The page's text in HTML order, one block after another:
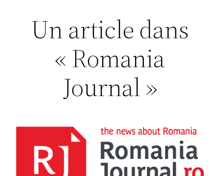
Un article dans
« Romania
Journal »